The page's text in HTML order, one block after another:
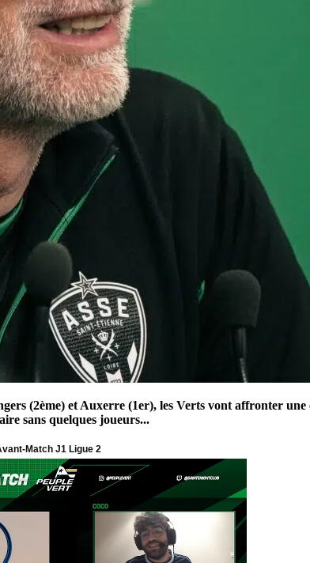
(2ème) et Auxerre (1er), les Verts vont affronter
sans quelques joueurs...